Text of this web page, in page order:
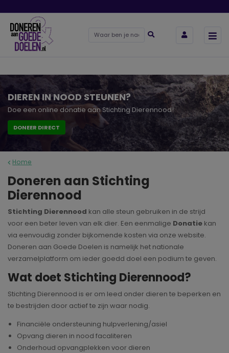
DIEREN IN NOOD STEUNEN?
Doe een online donatie aan Stichting Dierennood!
DONEER DIRECT
Home
Doneren aan Stichting
Dierennood
Stichting Dierennood kan alle steun gebruiken in de strijd
voor een beter leven van elk dier. Een eenmalige Donatie kan
via eenvoudig zonder bijkomende kosten via onze website.
Doneren aan Goede Doelen is namelijk het nationale
verzamelplatform om ieder goedd doel een podium te geven.
Wat doet Stichting Dierennood?
Stichting Dierennood is er om leed onder dieren te beperken en
te bestrijden door actief te zijn waar nodig.
Financiële ondersteuning hulpverlening/asiel
Opvang dieren in nood facaliteren
Onderhoud opvangplekken voor dieren